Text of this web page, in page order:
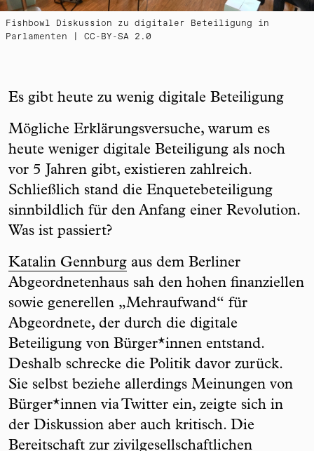
Fishbowl Diskussion zu digitaler Beteiligung in
Parlamenten | CC-BY-SA 2.0
Es gibt heute zu wenig digitale Beteiligung
Mögliche Erklärungsversuche, warum es
heute weniger digitale Beteiligung als noch
vor 5 Jahren gibt, existieren zahlreich.
Schließlich stand die Enquetebeteiligung
sinnbildlich für den Anfang einer Revolution.
Was ist passiert?
Katalin Gennburg aus dem Berliner
Abgeordnetenhaus sah den hohen finanziellen
sowie generellen „Mehraufwand“ für
Abgeordnete, der durch die digitale
Beteiligung von Bürger*innen entstand.
Deshalb schrecke die Politik davor zurück.
Sie selbst beziehe allerdings Meinungen von
Bürger*innen via Twitter ein, zeigte sich in
der Diskussion aber auch kritisch. Die
Bereitschaft zur zivilgesellschaftlichen